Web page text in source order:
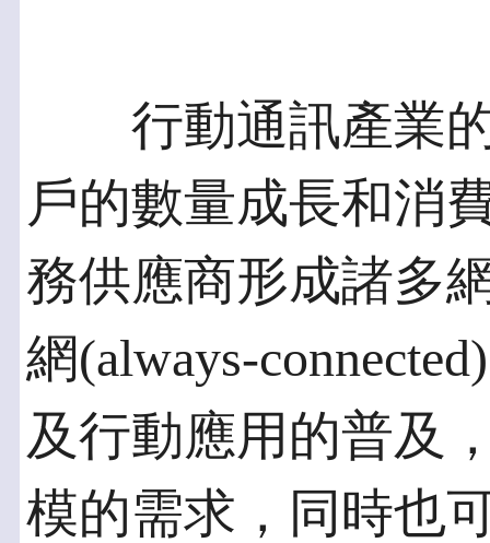
行動通訊產業的
戶的數量成長和消
務供應商形成諸多
網(always-
及行動應用的普及
模的需求，同時也